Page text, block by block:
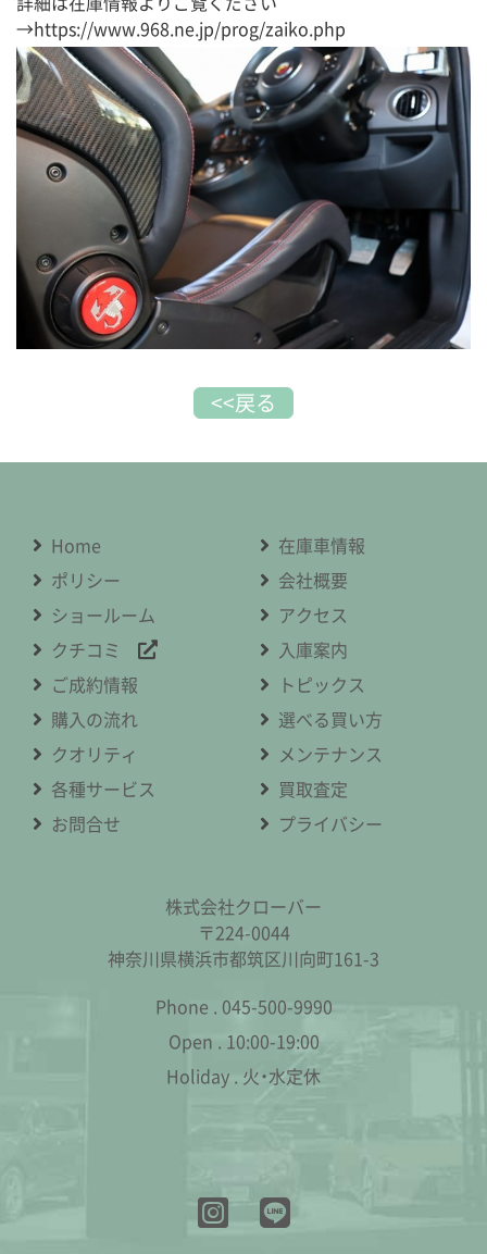
→https://www.968.ne.jp/prog/zaiko.php
<<戻る
Home
在庫車情報
ポリシー
会社概要
ショールーム
アクセス
クチコミ
入庫案内
ご成約情報
トピックス
購入の流れ
選べる買い方
クオリティ
メンテナンス
各種サービス
買取査定
お問合せ
プライバシー
株式会社クローバー
〒224-0044
神奈川県横浜市都筑区川向町161-3
Phone . 045-500-9990
Open .10:00-19:00
Holiday . 火・水定休